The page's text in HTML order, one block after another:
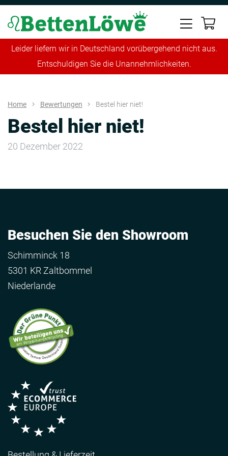
Leider liefern wir in Deutschland vorübergehend nicht aus.
Entschuldigen Sie die Unannehmlichkeiten.
Home Bewertungen Bestel hier niet!
Bestel hier niet!
20 Dezember 2022
Besuchen Sie den Showroom
Schimminck 18
5301 KR Zaltbommel
Niederlande